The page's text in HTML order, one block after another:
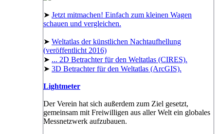
➤ Jetzt mitmachen! Einfach zum kleinen Wagen
schauen und vergleichen.
➤ Weltatlas der künstlichen Nachtaufhellung
(veröffentlicht 2016)
➤ ... 2D Betrachter für den Weltatlas (CIRES).
➤ 3D Betrachter für den Weltatlas (ArcGIS).
Lightmeter
Der Verein hat sich außerdem zum Ziel gesetzt,
gemeinsam mit Freiwilligen aus aller Welt ein globales
Messnetzwerk aufzubauen.